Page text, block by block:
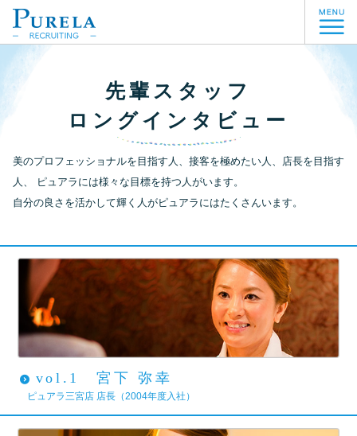
先輩スタッフ
ロングインタビュー
美のプロフェッショナルを目指す人、接客を極めたい人、店長を目指す
人、 ピュアラには様々な目標を持つ人がいます。
自分の良さを活かして輝く人がピュアラにはたくさんいます。
vol.1 宮下 弥幸
ピュアラ三宮店 店長（2004年度入社）